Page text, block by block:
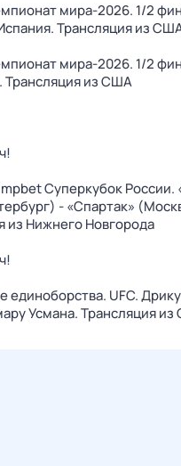
мира-2026. 1/2
Трансляция из
мира-2026. 1/2
Трансляция из США
Суперкубок России.
- «Спартак»
из Нижнего Новгорода
UFC.
Усмана. Трансляция